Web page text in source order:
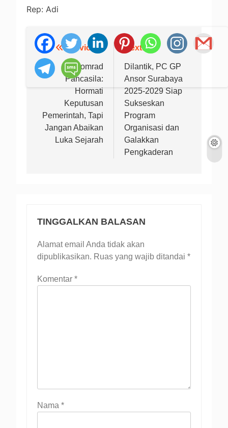
Rep: Adi
Navigasi
pos
Previous:
Komrad
Pancasila:
Hormati
Keputusan
Pemerintah, Tapi
Jangan Abaikan
Luka Sejarah
Next:
Dilantik, PC GP
Ansor Surabaya
2025-2029 Siap
Sukseskan
Program
Organisasi dan
Galakkan
Pengkaderan
TINGGALKAN BALASAN
Alamat email Anda tidak akan
dipublikasikan. Ruas yang wajib ditandai *
Komentar *
Nama *